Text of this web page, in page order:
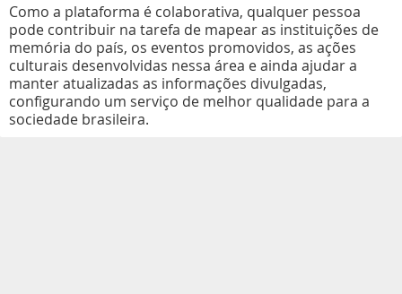
Como a plataforma é colaborativa, qualquer pessoa
pode contribuir na tarefa de mapear as instituições de
memória do país, os eventos promovidos, as ações
culturais desenvolvidas nessa área e ainda ajudar a
manter atualizadas as informações divulgadas,
configurando um serviço de melhor qualidade para a
sociedade brasileira.